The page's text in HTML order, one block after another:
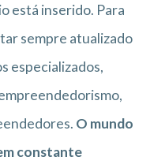
está inserido. Para
sempre atualizado
especializados,
O mundo
constante